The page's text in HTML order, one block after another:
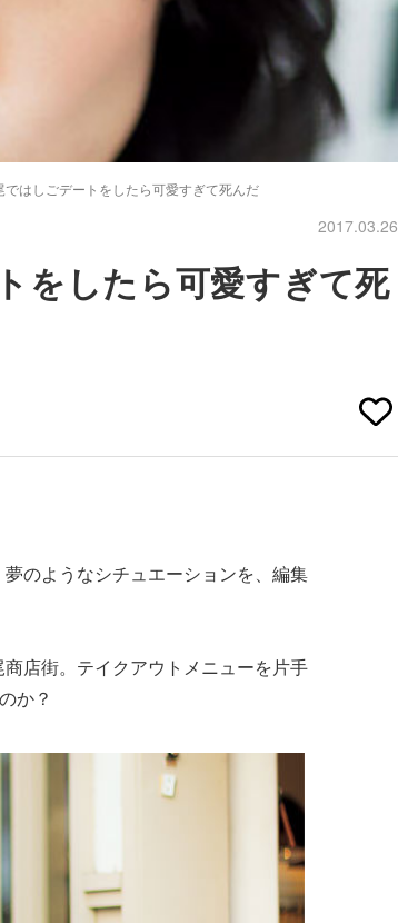
ではしごデートをしたら可愛すぎて死んだ
2017.03.26
をしたら可愛すぎて死
のようなシチュエーションを、編集
店街。テイクアウトメニューを片手
か？